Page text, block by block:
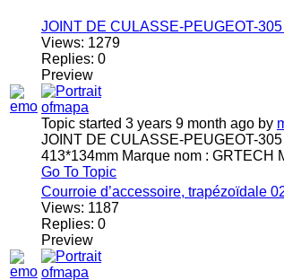
JOINT DE CULASSE-PEUGEOT-
Views: 1279
Replies: 0
Preview
Topic started 3 years 9 month ago by
JOINT DE CULASSE-PEUGEOT-
413*134mm Marque nom : GRTECH
Go To Topic
Courroie d’accessoire, trapézoïdale
Views: 1187
Replies: 0
Preview